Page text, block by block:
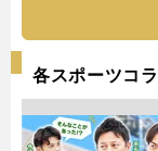
各スポーツコ